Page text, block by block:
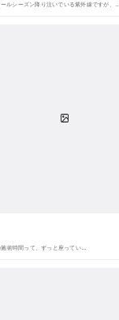
ルシーズン降り注いでいる紫外線ですが、…
術時間って、ずっと座ってい…